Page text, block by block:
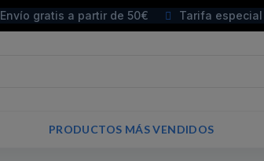
Envío gratis a partir de 50€ Tarifa
PRODUCTOS MÁS VENDIDOS